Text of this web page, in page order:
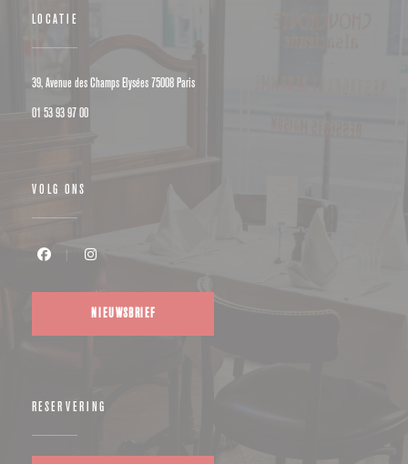
LOCATIE
39, Avenue des Champs Elysées 75008 Paris((opent in een nieuw venster))
01 53 93 97 00
VOLG ONS
NIEUWSBRIEF
RESERVERING